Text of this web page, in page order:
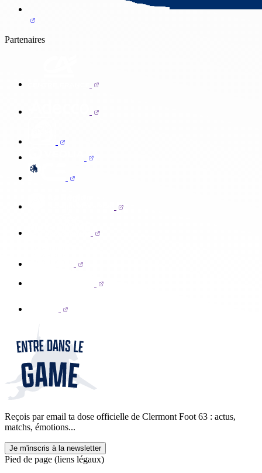
Partenaires
Reçois par email ta dose officielle de Clermont Foot 63 : actus,
matchs, émotions...
Je m'inscris à la newsletter
Pied de page (liens légaux)